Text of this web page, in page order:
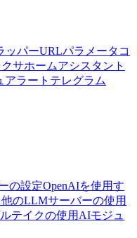
ッパーURLパラメータ コ
サホームアシスタント
アラート テレグラム
の設定OpenAIを使用す
他のLLMサーバーの使用
テイクの使用 AIモジュ